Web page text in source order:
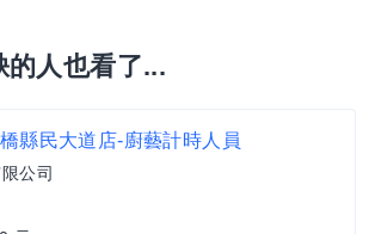
的人也看了...
縣民大道店-廚藝計時人員
公司